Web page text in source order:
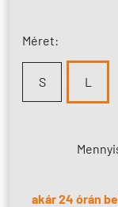
Méret:
S L
akár 24 órán